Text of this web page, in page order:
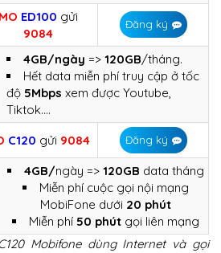
MO ED100 gửi
9084
Đăng ký
4GB/ngày => 120GB/tháng.
Hết data miễn phí truy cập ở tốc
độ 5Mbps xem được Youtube,
Tiktok….
C120 gửi 9084 Đăng ký
4GB/ngày => 120GB data tháng
Miễn phí cuộc gọi nội mạng
MobiFone dưới 20 phút
Miễn phí 50 phútgọi liên mạng
Mobifone dùng Internet và gọi